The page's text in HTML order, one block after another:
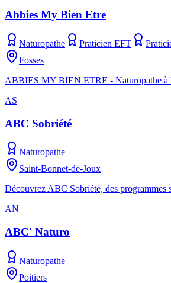
Abbies My Bien Etre
Naturopathe Praticien EFT
Fosses
ABBIES MY BIEN ETRE - Naturopathe à
AS
ABC Sobriété
Naturopathe
Saint-Bonnet-de-Joux
Découvrez ABC Sobriété, des programmes
AN
ABC' Naturo
Naturopathe
Poitiers